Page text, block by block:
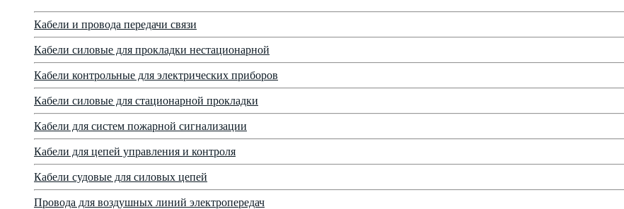
Кабели и провода передачи связи
Кабели силовые для прокладки нестационарной
Кабели контрольные для электрических приборов
Кабели силовые для стационарной прокладки
Кабели для систем пожарной сигнализации
Кабели для цепей управления и контроля
Кабели судовые для силовых цепей
Провода для воздушных линий электропередач